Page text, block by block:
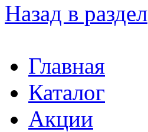
Назад в раздел
Главная
Каталог
Акции